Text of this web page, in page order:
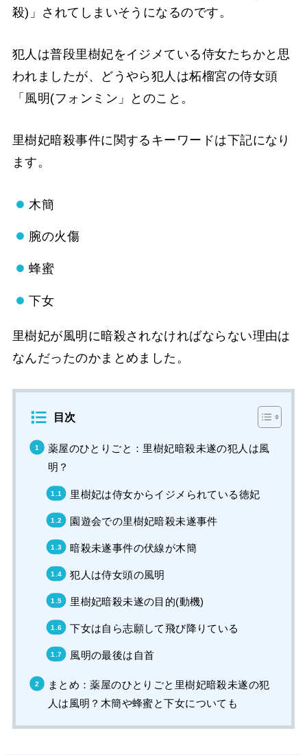
殺)」されてしまいそうになるのです。
犯人は普段里樹妃をイジメている侍女たちかと思
われましたが、どうやら犯人は柘榴宮の侍女頭
「風明(フォンミン」とのこと。
里樹妃暗殺事件に関するキーワードは下記になり
ます。
木簡
腕の火傷
蜂蜜
下女
里樹妃が風明に暗殺されなければならない理由は
なんだったのかまとめました。
目次
薬屋のひとりごと：里樹妃暗殺未遂の犯人は風
明？
里樹妃は侍女からイジメられている徳妃
園遊会での里樹妃暗殺未遂事件
暗殺未遂事件の伏線が木簡
犯人は侍女頭の風明
里樹妃暗殺未遂の目的(動機)
下女は自ら志願して飛び降りている
風明の最後は自首
まとめ：薬屋のひとりごと里樹妃暗殺未遂の犯
人は風明？木簡や蜂蜜と下女についても